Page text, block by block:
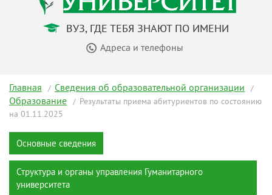
ВУЗ, ГДЕ ТЕБЯ ЗНАЮТ ПО ИМЕНИ
Адреса и телефоны
Главная
Сведения об образовательной организации
Образование
Результаты приема абитуриентов по состоянию
на 01.11.2025
Основные сведения
Структура и органы управления Гуманитарного
университета